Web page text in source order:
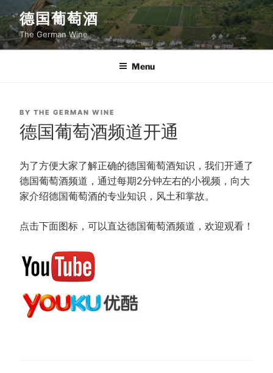
to
content
德国葡萄酒
The German Wine
Menu
POSTED
ON
BY THE GERMAN WINE
德国葡萄酒频道开通
为了方便大家了解正确的德国葡萄酒知识，我们开通了
德国葡萄酒频道，通过每期2分钟左右的小视频，向大
家介绍德国葡萄酒的专业知识，风土和掌故。
点击下面图标，可以直达德国葡萄酒频道，欢迎观看！